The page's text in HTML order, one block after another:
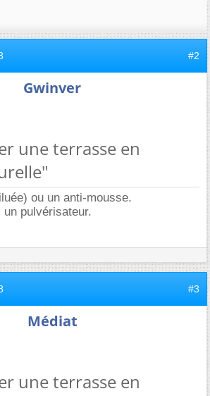
#2
Gwinver
une terrasse en
ou un anti-mousse.
pulvérisateur.
#3
Médiat
une terrasse en